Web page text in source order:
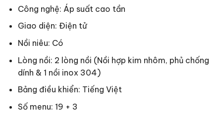
Công nghệ: Áp suất cao tần
Giao diện: Điện tử
Nồi niêu: Có
Lòng nồi: 2 lòng nồi (Nồi hợp kim nhôm, phủ chống
dính & 1 nồi inox 304)
Bảng điều khiển: Tiếng Việt
Số menu: 19 + 3